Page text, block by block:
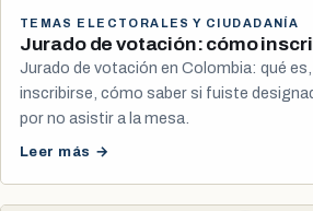
TEMAS ELECTORALES Y CIUDADANÍA
Jurado de votación: cómo
Jurado de votación en Colombia: qué
inscribirse, cómo saber si fuiste
por no asistir a la mesa.
Leer más →